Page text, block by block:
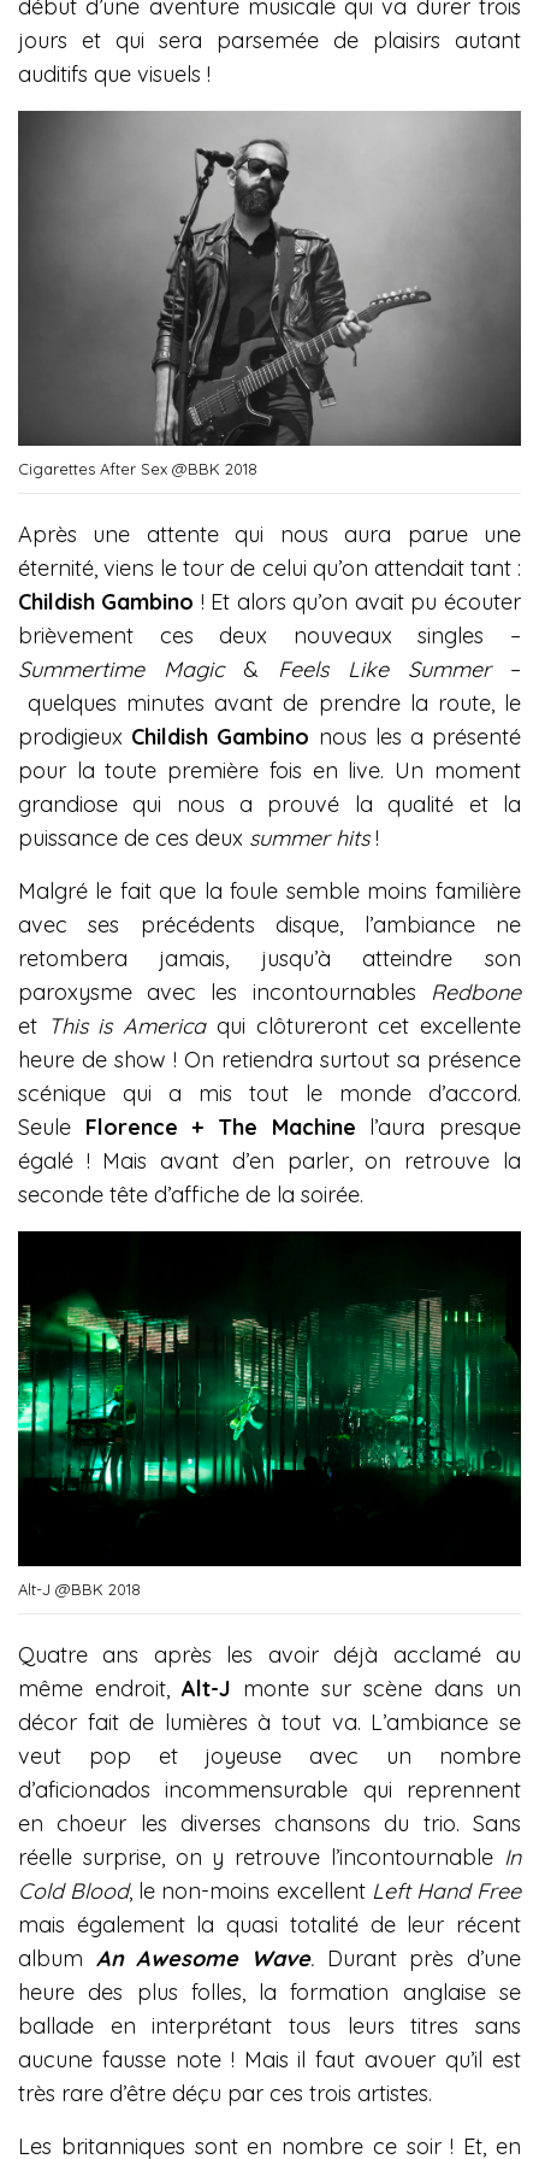
début d’une aventure musicale qui va durer trois
jours et qui sera parsemée de plaisirs autant
auditifs que visuels !
Cigarettes After Sex @BBK 2018
Après une attente qui nous aura parue une
éternité, viens le tour de celui qu’on attendait tant :
Childish Gambino ! Et alors qu’on avait pu écouter
brièvement ces deux nouveaux singles –
Summertime Magic& Feels Like Summer–
quelques minutes avant de prendre la route, le
prodigieux Childish Gambino nous les a présenté
pour la toute première fois en live. Un moment
grandiose qui nous a prouvé la qualité et la
puissance de ces deux summer hits!
Malgré le fait que la foule semble moins familière
avec ses précédents disque, l’ambiance ne
retombera jamais, jusqu’à atteindre son
paroxysme avec les incontournables Redbone
et This is America qui clôtureront cet excellente
heure de show ! On retiendra surtout sa présence
scénique qui a mis tout le monde d’accord.
Seule Florence + The Machine l’aura presque
égalé ! Mais avant d’en parler, on retrouve la
seconde tête d’affiche de la soirée.
Alt-J @BBK 2018
Quatre ans après les avoir déjà acclamé au
même endroit, Alt-J monte sur scène dans un
décor fait de lumières à tout va. L’ambiance se
veut pop et joyeuse avec un nombre
d’aficionados incommensurable qui reprennent
en choeur les diverses chansons du trio. Sans
réelle surprise, on y retrouve l’incontournable In
Cold Blood, le non-moins excellent Left Hand Free
mais également la quasi totalité de leur récent
album An Awesome Wave. Durant près d’une
heure des plus folles, la formation anglaise se
ballade en interprétant tous leurs titres sans
aucune fausse note ! Mais il faut avouer qu’il est
très rare d’être déçu par ces trois artistes.
Les britanniques sont en nombre ce soir ! Et, en